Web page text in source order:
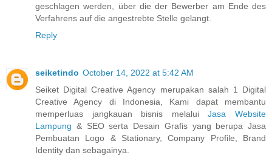
geschlagen werden, über die der Bewerber am Ende des
Verfahrens auf die angestrebte Stelle gelangt.
Reply
seiketindo October 14, 2022 at 5:42 AM
Seiket Digital Creative Agency merupakan salah 1 Digital
Creative Agency di Indonesia, Kami dapat membantu
memperluas jangkauan bisnis melaluiJasa Website
Lampung & SEO serta Desain Grafis yang berupa Jasa
Pembuatan Logo & Stationary, Company Profile, Brand
Identity dan sebagainya.